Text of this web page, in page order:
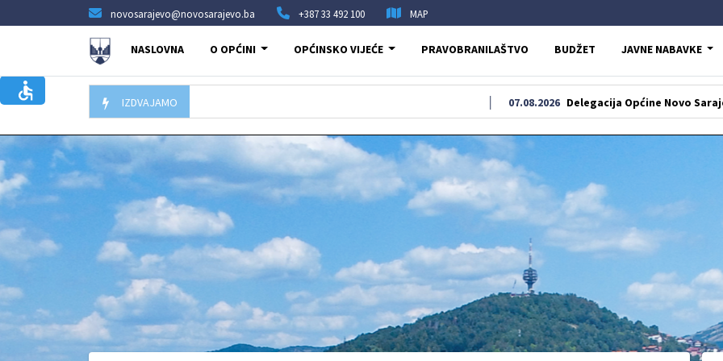
novosarajevo@novosarajevo.ba +387 33 492 100 MAP
NASLOVNA O OPĆINI OPĆINSKO VIJEĆE PRAVOBRANILAŠTVO BUDŽET JAVNE NABAVKE
IZDVAJAMO Delegacija Općine Novo Sarajevo odala